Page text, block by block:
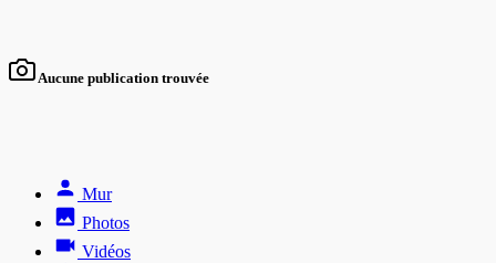
Aucune publication trouvée
Mur
Photos
Vidéos